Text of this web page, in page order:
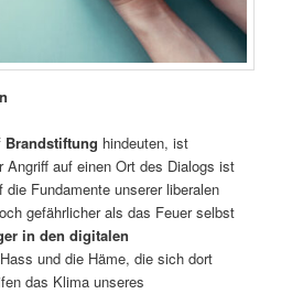
Brandstiftung hindeuten, ist
Angriff auf einen Ort des Dialogs ist
Fundamente unserer liberalen
gefährlicher als das Feuer selbst
in den digitalen
und die Häme, die sich dort
das Klima unseres